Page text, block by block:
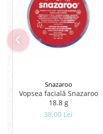
Penare
Pensule scolare
Picuri si corectoare
Plastelina
Radiere scoala
Rezerve
Snazaroo
Vopsea facială Snazaroo
18.8 g
38,00 Lei